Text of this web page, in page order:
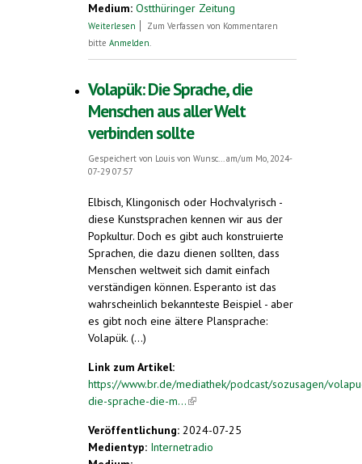
Medium: Ostthüringer Zeitung
Weiterlesen über Sprechen Sie Esperanto im
Zum Verfassen von Kommentaren
bitte Anmelden
Volapük: Die Sprache, die
Menschen aus aller Welt
verbinden sollte
Gespeichert von Louis von Wunsc...
am/um Mo, 2024-
07-29 07:57
Elbisch, Klingonisch oder Hochvalyrisch -
diese Kunstsprachen kennen wir aus der
Popkultur. Doch es gibt auch konstruierte
Sprachen, die dazu dienen sollten, dass
Menschen weltweit sich damit einfach
verständigen können. Esperanto ist das
wahrscheinlich bekannteste Beispiel - aber
es gibt noch eine ältere Plansprache:
Volapük. (...)
Link zum Artikel:
https://www.br.de/mediathek/podcast/sozusagen/
die-sprache-die-m...(link is external)
Veröffentlichung: 2024-07-25
Medientyp: Internetradio